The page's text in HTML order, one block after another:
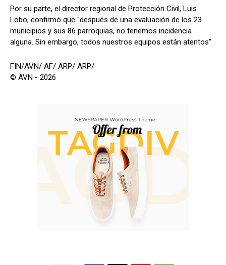
Por su parte, el director regional de Protección Civil, Luis
Lobo, confirmó que "después de una evaluación de los 23
municipios y sus 86 parroquias, no tenemos incidencia
alguna. Sin embargo, todos nuestros equipos están atentos".
FIN/AVN/ AF/ ARP/ ARP/
© AVN - 2026